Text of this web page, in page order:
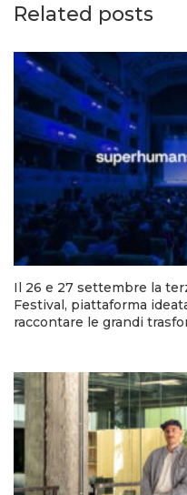
Related posts
Il 26 e 27 settembre la
Festival, piattaforma
raccontare le grandi